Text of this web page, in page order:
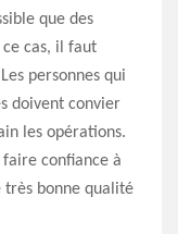
que des
cas, il faut
personnes qui
doivent convier
les opérations.
faire confiance à
très bonne qualité